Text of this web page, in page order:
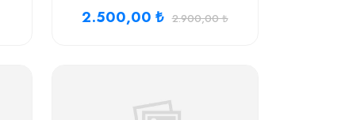
2.500,00 ₺ 2.900,00 ₺